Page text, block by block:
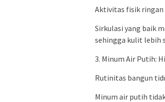
Aktivitas fisik ringan
Sirkulasi yang baik
sehingga kulit lebih
3. Minum Air Putih:
Rutinitas bangun
Minum air putih